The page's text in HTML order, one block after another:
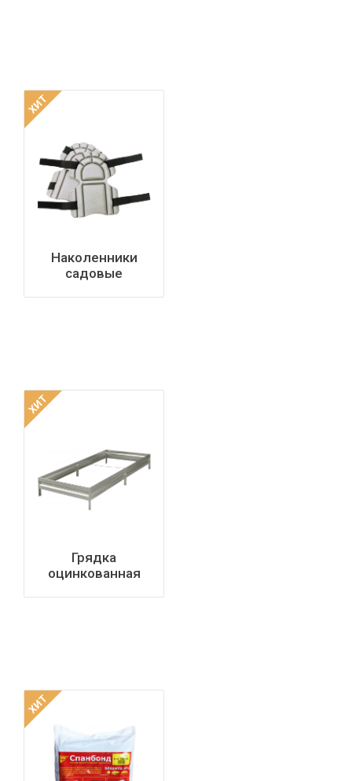
ХИТ
Наколенники
садовые
ХИТ
Грядка
оцинкованная
ХИТ